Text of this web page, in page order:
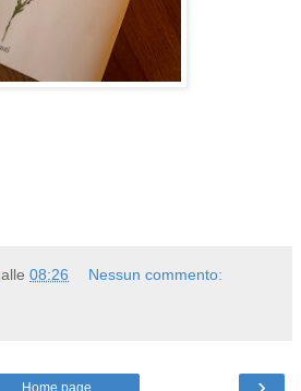
alle 08:26 Nessun commento: